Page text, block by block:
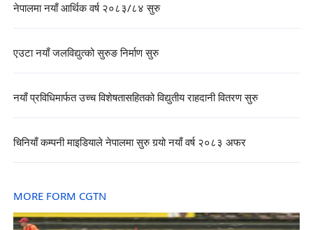
नेपालमा नयाँ आर्थिक वर्ष २०८३/८४ सुरु
एउटा नयाँ जलविद्युत्को सुरुङ निर्माण सुरु
नयाँ प्रविधिमार्फत उच्च विशेषतासहितको विद्युतीय राहदानी वितरण सुरु
चिनियाँ कम्पनी माइडियाले नेपालमा सुरु गर्‍यो नयाँ वर्ष २०८३ अफर
MORE FORM CGTN